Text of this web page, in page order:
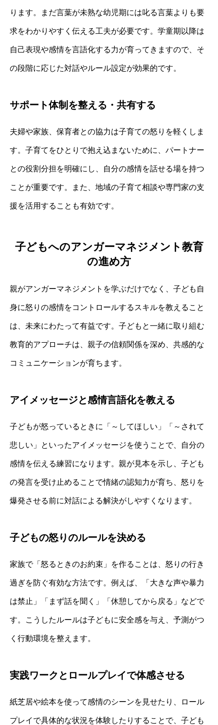
ります。まだ言葉が未熟な幼児期には叱る言葉よりも要
求をわかりやすく伝える工夫が必要です。学童期以降は
自己表現や感情を言語化する力が育ってきますので、そ
の段階に応じた対話やルール設定が効果的です。
サポート体制を整える・共有する
夫婦や家族、保育者との協力は子育ての怒りを軽くしま
す。子育てをひとりで抱え込まないために、パートナー
との役割分担を明確にし、自分の感情を話せる場を持つ
ことが重要です。また、地域の子育て相談や専門家の支
援を活用することも有効です。
子どもへのアンガーマネジメント教育
の進め方
親がアンガーマネジメントを学ぶだけでなく、子ども自
身に怒りの感情をコントロールするスキルを教えること
は、未来にわたって有益です。子どもと一緒に取り組む
教育的アプローチは、親子の信頼関係を深め、共感的な
コミュニケーションが育ちます。
アイメッセージと感情言語化を教える
子どもが怒っているときに「～してほしい」「～されて
悲しい」といったアイメッセージを使うことで、自分の
感情を伝える練習になります。親が見本を示し、子ども
の発言を受け止めることで情緒の認知力が育ち、怒りを
爆発させる前に対話による解決がしやすくなります。
子どもの怒りのルールを決める
家族で「怒るときのお約束」を作ることは、怒りの行き
過ぎを防ぐ有効な方法です。例えば、「大きな声や暴力
は禁止」「まず話を聞く」「休憩してから戻る」などで
す。こうしたルールは子どもに安全感を与え、予測がつ
く行動環境を整えます。
実践ワークとロールプレイで体感させる
紙芝居や絵本を使って感情のシーンを見せたり、ロール
プレイで具体的な状況を体験したりすることで、子ども